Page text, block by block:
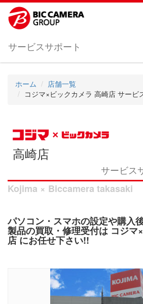
サービスサポート
ホーム
店舗一覧
コジマ×ビックカメラ 高崎店 サービス
高崎店
サービス
Kojima × Biccamera takasaki
パソコン・スマホの設定や購入
製品の買取・修理受付は コジマ
店 にお任せ下さい!!